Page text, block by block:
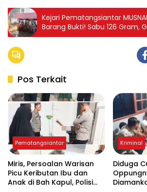
Kejari Pematangsiantar
Barang Bukti! Sabu 126 Gram,
Gram Hancur!
Pos Terkait
Pematangsiantar
Miris, Persoalan Warisan
Picu Keributan Ibu dan
Anak di Bah Kapul, Polisi
Kriminal
Diduga